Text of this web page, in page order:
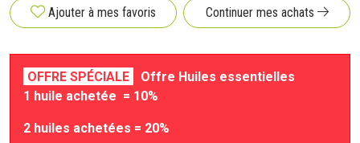
Ajouter à mes favoris Continuer mes achats
OFFRE SPÉCIALE
Offre Huiles essentielles
1 huile achetée = 10%
2 huiles achetées = 20%